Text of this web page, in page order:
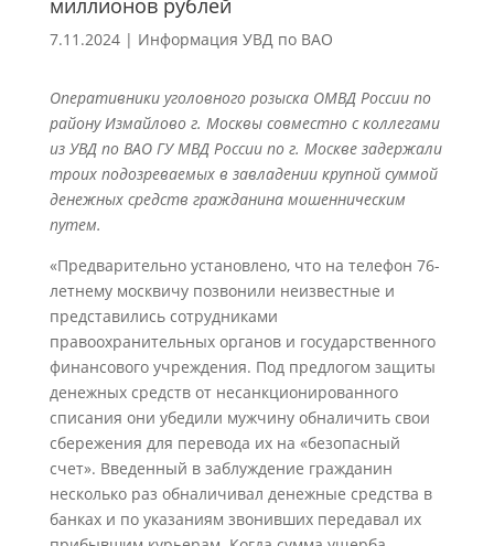
миллионов рублей
7.11.2024| Информация УВД по ВАО
Оперативники уголовного розыска ОМВД России по
району Измайлово г. Москвы совместно с коллегами
из УВД по ВАО ГУ МВД России по г. Москве задержали
троих подозреваемых в завладении крупной суммой
денежных средств гражданина мошенническим
путем.
«Предварительно установлено, что на телефон 76-
летнему москвичу позвонили неизвестные и
представились сотрудниками
правоохранительных органов и государственного
финансового учреждения. Под предлогом защиты
денежных средств от несанкционированного
списания они убедили мужчину обналичить свои
сбережения для перевода их на «безопасный
счет». Введенный в заблуждение гражданин
несколько раз обналичивал денежные средства в
банках и по указаниям звонивших передавал их